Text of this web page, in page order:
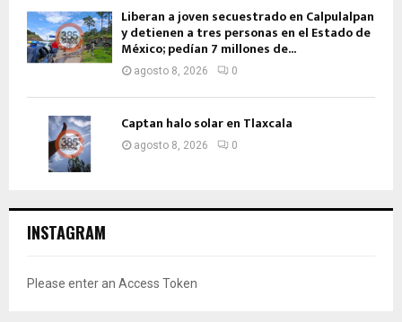
Liberan a joven secuestrado en Calpulalpan
y detienen a tres personas en el Estado de
México; pedían 7 millones de...
agosto 8, 2026 0
Captan halo solar en Tlaxcala
agosto 8, 2026 0
INSTAGRAM
Please enter an Access Token